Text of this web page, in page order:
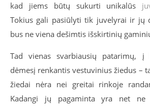
kad jiems būtų sukurti unikalūs
Tokius gali pasiūlyti tik juvelyrai ir jų
bus ne viena dešimtis išskirtinių
Tad vienas svarbiausių patarimų,
dėmesį renkantis vestuvinius žiedus –
žiedai nėra nei greitai rinkoje
Kadangi jų pagaminta yra net